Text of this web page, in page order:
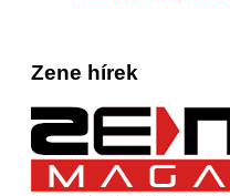
Zene hírek